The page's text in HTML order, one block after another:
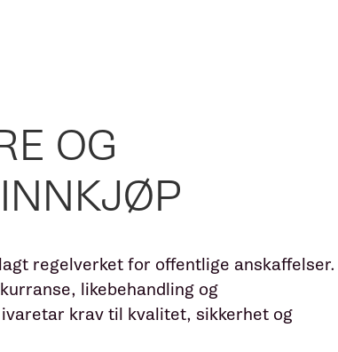
OG
regelverket for offentlige anskaffelser.
likebehandling og
krav til kvalitet, sikkerhet og